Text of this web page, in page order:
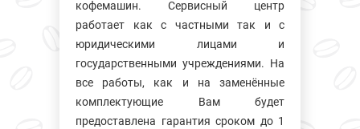
кофемашин. Сервисный центр
работает как с частными так и с
юридическими лицами и
государственными учреждениями. На
все работы, как и на заменённые
комплектующие Вам будет
предоставлена гарантия сроком до 1